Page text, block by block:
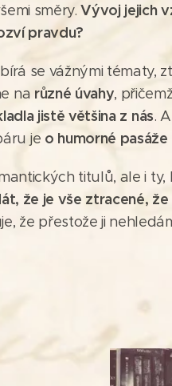
směry.Vývoj jejich
pravdu?
se vážnými tématy,
na různé úvahy, přičemž
jistě většina z nás.
je o humorné
titulů, ale i ty,
že je vše ztracené,
že přestože ji